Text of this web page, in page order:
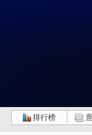
排行榜